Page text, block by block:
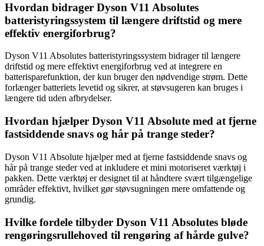
Hvordan bidrager Dyson V11 Absolutes
batteristyringssystem til længere driftstid og mere
effektiv energiforbrug?
Dyson V11 Absolutes batteristyringssystem bidrager til længere
driftstid og mere effektivt energiforbrug ved at integrere en
batterisparefunktion, der kun bruger den nødvendige strøm. Dette
forlænger batteriets levetid og sikrer, at støvsugeren kan bruges i
længere tid uden afbrydelser.
Hvordan hjælper Dyson V11 Absolute med at fjerne
fastsiddende snavs og hår på trange steder?
Dyson V11 Absolute hjælper med at fjerne fastsiddende snavs og
hår på trange steder ved at inkludere et mini motoriseret værktøj i
pakken. Dette værktøj er designet til at håndtere svært tilgængelige
områder effektivt, hvilket gør støvsugningen mere omfattende og
grundig.
Hvilke fordele tilbyder Dyson V11 Absolutes bløde
rengøringsrullehoved til rengøring af hårde gulve?